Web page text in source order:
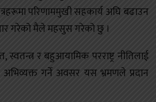
परिणाममुखी सहकार्य अघि बढाउन
गरेको मैले महसुस गरेको छु ।
र बहुआयामिक परराष्ट्र नीतिलाई
गर्ने अवसर यस भ्रमणले प्रदान